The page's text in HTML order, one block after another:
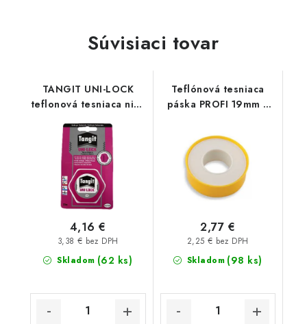
Súvisiaci tovar
TANGIT UNI-LOCK
teflonová tesniaca niť (
vlákno ), prevádzková
teplota -20°C / +130°C
- 20m
Skladom (62 ks)
3,38 € bez DPH
4,16 €
Teflónová tesniaca
páska PROFI 19mm x
Skladom (98 ks)
2,25 € bez DPH
2,77 €